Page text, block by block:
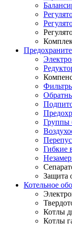
Группы
Гибкие
Защита
Котельное
Котлы
Котлы